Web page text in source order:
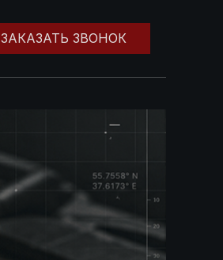
ЗАКАЗАТЬ ЗВОНОК